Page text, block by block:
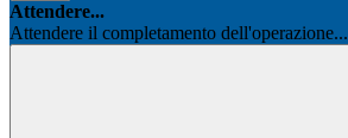
Attendere...
Attendere il completamento dell'operazione...